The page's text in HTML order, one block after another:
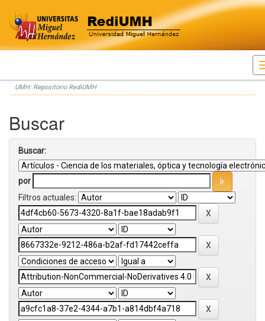
Skip
navigation
UMH: Repositorio RediUMH
Buscar
Buscar:
por
Filtros actuales: